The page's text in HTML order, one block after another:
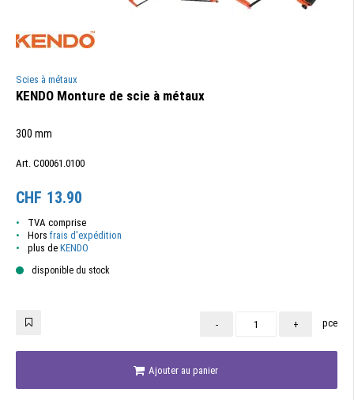
Scies à métaux
KENDO Monture de scie à métaux
300 mm
Art. C00061.0100
CHF 13.90
TVA comprise
Hors frais d'expédition
plus de KENDO
disponible du stock
- + pce
Ajouter au panier